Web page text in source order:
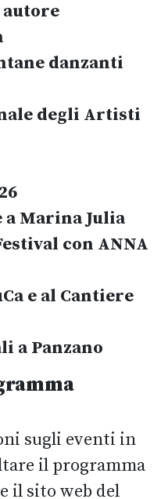
autore
danzanti
degli Artisti
a Marina Julia
con ANNA
e al Cantiere
a Panzano
sugli eventi in
il programma
il sito web del